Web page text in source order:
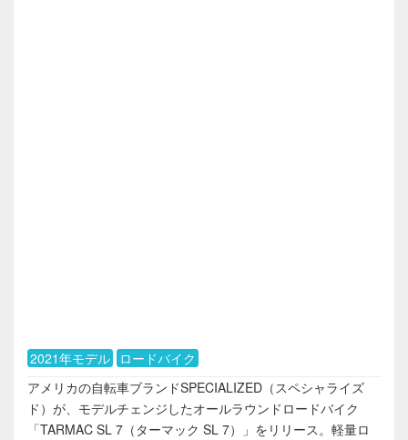
2021年モデル ロードバイク
アメリカの自転車ブランドSPECIALIZED（スペシャライズ
ド）が、モデルチェンジしたオールラウンドロードバイク
「TARMAC SL 7（ターマック SL 7）」をリリース。軽量ロ